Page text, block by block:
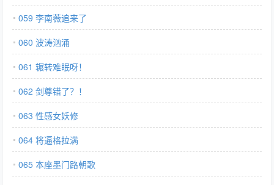
059 李南薇追来了
060 波涛汹涌
061 辗转难眠呀！
062 剑尊错了？！
063 性感女妖修
064 将逼格拉满
065 本座墨门路朝歌